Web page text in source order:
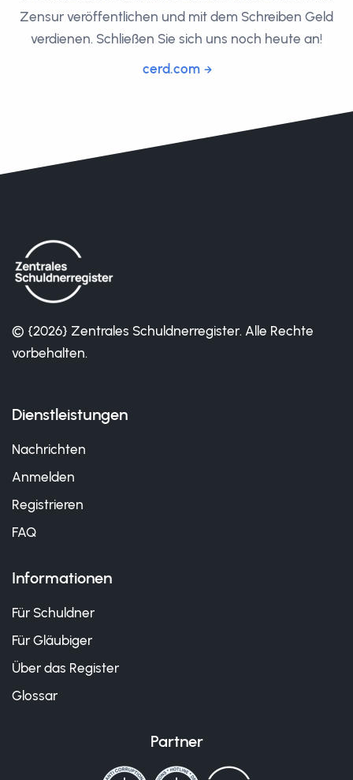
Zensur veröffentlichen und mit dem Schreiben Geld
verdienen. Schließen Sie sich uns noch heute an!
cerd.com
© {2026} Zentrales Schuldnerregister. Alle Rechte
vorbehalten.
Dienstleistungen
Nachrichten
Anmelden
Registrieren
FAQ
Informationen
Für Schuldner
Für Gläubiger
Über das Register
Glossar
Partner